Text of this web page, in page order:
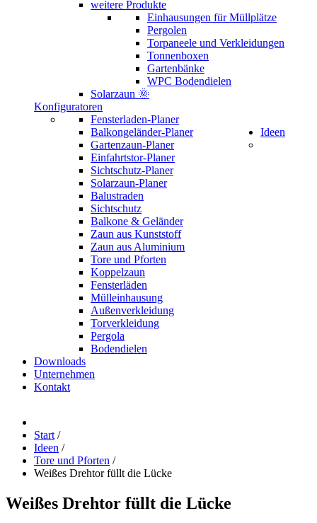
weitere Produkte
Einhausungen für Müllplätze
Pergolen
Torpaneele und Verkleidungen
Tonnenboxen
Gartenbänke
WPC Bodendielen
Solarzaun 🌞
Konfiguratoren
Fensterladen-Planer
Balkongeländer-Planer
Gartenzaun-Planer
Einfahrtstor-Planer
Sichtschutz-Planer
Solarzaun-Planer
Ideen
Balustraden
Sichtschutz
Balkone & Geländer
Zaun aus Kunststoff
Zaun aus Aluminium
Tore und Pforten
Koppelzaun
Fensterläden
Mülleinhausung
Außenverkleidung
Torverkleidung
Pergola
Bodendielen
Downloads
Unternehmen
Kontakt
Start /
Ideen /
Tore und Pforten /
Weißes Drehtor füllt die Lücke
Weißes Drehtor füllt die Lücke